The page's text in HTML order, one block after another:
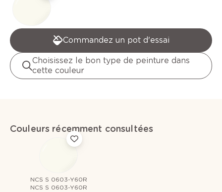
Commandez un pot d'essai
Choisissez le bon type de peinture dans
cette couleur
Couleurs récemment consultées
NCS S 0603-Y60R
NCS S 0603-Y60R